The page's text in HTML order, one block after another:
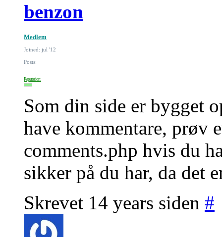
benzon
Medlem
Joined: jul '12
Posts:
Reputation:
Som din side er bygget
have kommentare, prøv
comments.php hvis du
sikker på du har, da det
Skrevet 14 years siden #